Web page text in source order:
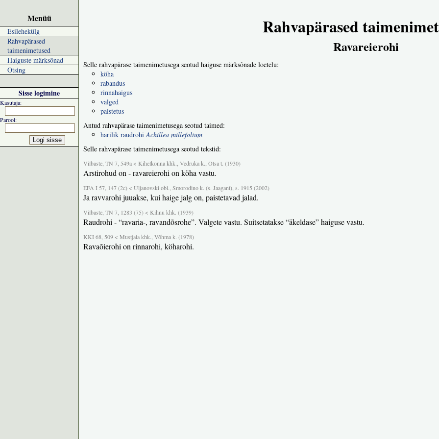
Menüü
Esilehekülg
Rahvapärased
taimenimetused
Haiguste märksõnad
Otsing
Sisse logimine
Kasutaja:
Parool:
Rahvapärased
Ravareierohi
Selle rahvapärase taimenimetusega seotud haiguse märksõnade loetelu:
köha
rabandus
rinnahaigus
valged
paistetus
Antud rahvapärase taimenimetusega seotud taimed:
harilik raudrohiAchillea millefolium
Selle rahvapärase taimenimetusega seotud tekstid:
Vilbaste, TN 7, 549a < Kihelkonna khk., Vedruka k., Otsa t. (1930)
Arstirohud on - ravareierohi on köha vastu.
EFA I 57, 147 (2c) < Uljanovski obl., Smorodino k. (s. Jaagant), s. 1915 (2002)
Ja ravvarohi juuakse, kui haige jalg on, paistetavad jalad.
Vilbaste, TN 7, 1283 (75) < Kihnu khk. (1939)
Raudrohi - “ravaria-, ravandõsrohe”. Valgete vastu. Suitsetatakse “äkeldase” haiguse vastu.
KKI 68, 509 < Mustjala khk., Võhma k. (1978)
Ravaõierohi on rinnarohi, köharohi.